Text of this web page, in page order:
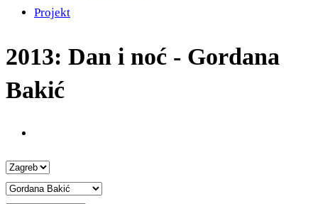
Projekt
2013: Dan i noć - Gordana
Bakić